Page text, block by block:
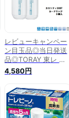
レビューキャンペー
ン目玉品◎当日発送
品◎TORAY 東レ ト
レビーノ 家庭用 浄
水器 カセッティ
MK308T カートリッ
ジ3個入り トリハ
ロメタン 塩素・カビ
臭除去
4,580円